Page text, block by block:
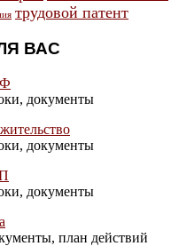
трудовой патент
ВАС
документы
документы
документы
план действий